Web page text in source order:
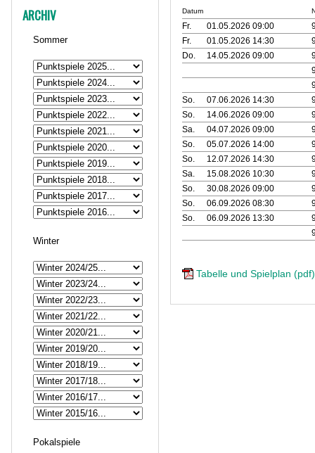
ARCHIV
Sommer
Winter
Pokalspiele
Datum
Fr. 01.05.2026 09:00
Fr.
01.05.2026 14:30
Do.
14.05.2026 09:00
So.
07.06.2026 14:30
So.
14.06.2026 09:00
Sa.
04.07.2026 09:00
So.
05.07.2026 14:00
So.
12.07.2026 14:30
Sa.
15.08.2026 10:30
So.
30.08.2026 09:00
So.
06.09.2026 08:30
So.
06.09.2026 13:30
Tabelle und Spielplan (pdf)